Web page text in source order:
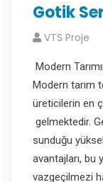
Gotik
VTS Proje
Modern
Modern tarım
üreticilerin en
gelmektedir.
sunduğu
avantajları, bu
vazgeçilmezi